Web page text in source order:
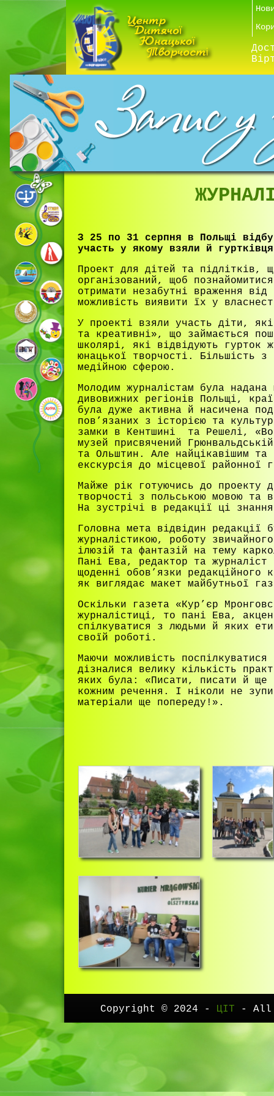
З 25 по 31 серпня в Польщі
участь у якому взяли й
Проект для дітей та підлітків,
організований, щоб
отримати незабутні враження
можливість виявити їх у
У проекті взяли участь діти,
та креативні», що займається
школярі, які відвідують гурток
юнацької творчості. Більшість
медійною сферою.
Молодим журналістам була
дивовижних регіонів Польщі,
була дуже активна й насичена
пов’язаних з історією та
замки в Кентшині та Решелі,
музей присвячений
та Ольштин. Але найцікавішим та
екскурсія до місцевої районної
Майже рік готуючись до проекту
творчості з польською мовою та
На зустрічі в редакції ці
Головна мета відвідин редакції
журналістикою, роботу
ілюзій та фантазій на тему
Пані Ева, редактор та журналіст
щоденні обов’язки редакційного
як виглядає макет майбутньої
Оскільки газета «Кур’єр
журналістиці, то пані Ева,
спілкуватися з людьми й яких
своїй роботі.
Маючи можливість
дізналися велику кількість
яких була: «Писати, писати й ще
кожним речення. І ніколи не
матеріали ще попереду!».
Copyright © 2024 - ЦІТ - All